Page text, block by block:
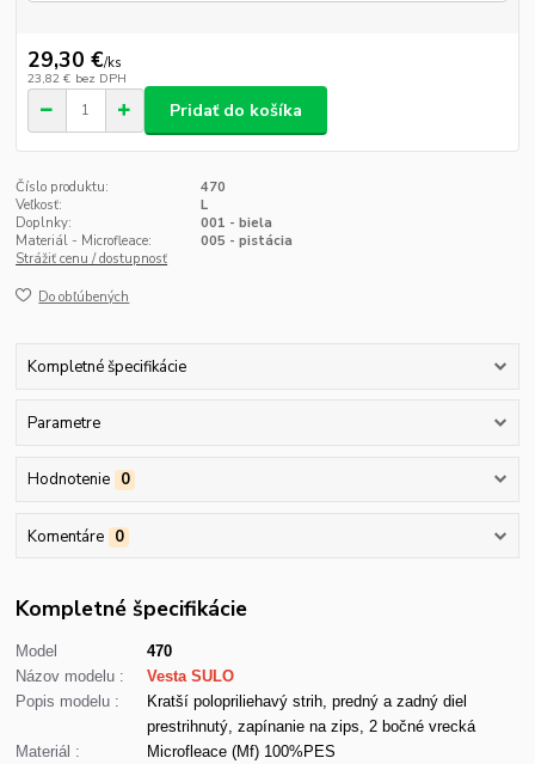
29,30 €/ks
23,82 € bez DPH
Pridať do košíka
Číslo produktu:
470
Veľkosť:
L
Doplnky:
001 - biela
Materiál - Microfleace:
005 - pistácia
Strážiť cenu / dostupnosť
Do obľúbených
Kompletné špecifikácie
Parametre
Hodnotenie 0
Komentáre 0
Kompletné špecifikácie
Model
470
Názov modelu :
Vesta SULO
Popis modelu :
Kratší polopriliehavý strih, predný a zadný diel
prestrihnutý, zapínanie na zips, 2 bočné vrecká
Materiál :
Microfleace (Mf) 100%PES